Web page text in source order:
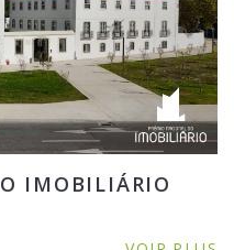
IMOBILIÁRIO